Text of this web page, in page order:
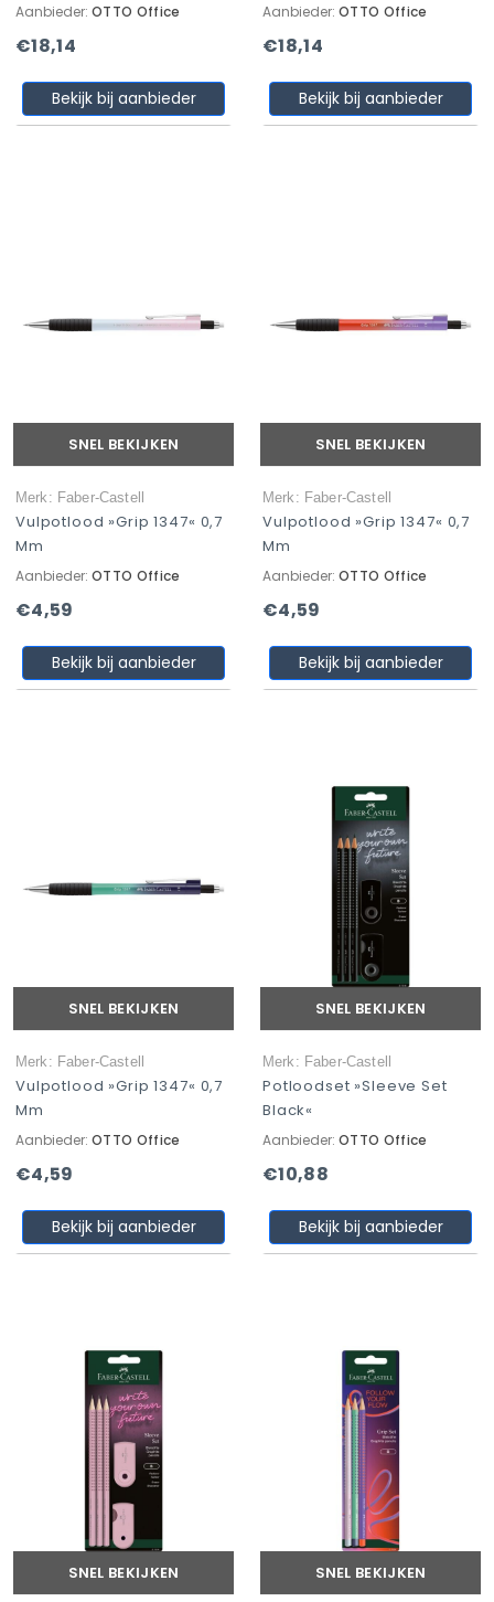
Aanbieder: OTTO Office
€18,14
Bekijk bij aanbieder
Aanbieder: OTTO Office
€18,14
Bekijk bij aanbieder
SNEL BEKIJKEN
Merk: Faber-Castell
Vulpotlood »Grip 1347« 0,7
Mm
Aanbieder: OTTO Office
€4,59
Bekijk bij aanbieder
SNEL BEKIJKEN
Merk: Faber-Castell
Vulpotlood »Grip 1347« 0,7
Mm
Aanbieder: OTTO Office
€4,59
Bekijk bij aanbieder
SNEL BEKIJKEN
Merk: Faber-Castell
Vulpotlood »Grip 1347« 0,7
Mm
Aanbieder: OTTO Office
€4,59
Bekijk bij aanbieder
SNEL BEKIJKEN
Merk: Faber-Castell
Potloodset »Sleeve Set
Black«
Aanbieder: OTTO Office
€10,88
Bekijk bij aanbieder
SNEL BEKIJKEN SNEL BEKIJKEN